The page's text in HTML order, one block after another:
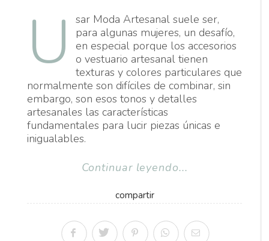
U
sar Moda Artesanal suele ser,
para algunas mujeres, un desafío,
en especial porque los accesorios
o vestuario artesanal tienen
texturas y colores particulares que
normalmente son difíciles de combinar, sin
embargo, son esos tonos y detalles
artesanales las características
fundamentales para lucir piezas únicas e
inigualables.
Continuar leyendo...
compartir